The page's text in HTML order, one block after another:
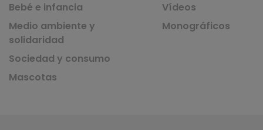
Bebé e infancia
Medio ambiente y
solidaridad
Sociedad y consumo
Mascotas
Vídeos
Monográficos